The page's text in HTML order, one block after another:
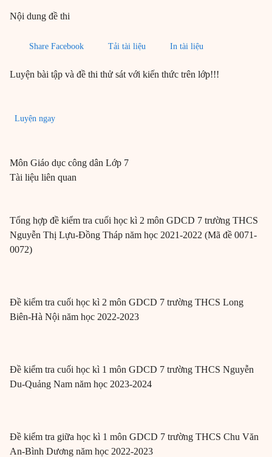
Nội dung đề thi
Share Facebook Tải tài liệu In tài liệu
Luyện bài tập và đề thi thử sát với kiến thức trên lớp!!!
Luyện ngay
Môn Giáo dục công dân Lớp 7
Tài liệu liên quan
Tổng hợp đề kiểm tra cuối học kì 2 môn GDCD 7 trường THCS
Nguyễn Thị Lựu-Đồng Tháp năm học 2021-2022 (Mã đề 0071-
0072)
Đề kiểm tra cuối học kì 2 môn GDCD 7 trường THCS Long
Biên-Hà Nội năm học 2022-2023
Đề kiểm tra cuối học kì 1 môn GDCD 7 trường THCS Nguyễn
Du-Quảng Nam năm học 2023-2024
Đề kiểm tra giữa học kì 1 môn GDCD 7 trường THCS Chu Văn
An-Bình Dương năm học 2022-2023